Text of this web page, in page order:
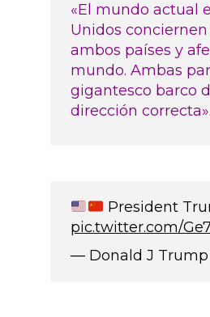
«El mundo actual
Unidos
ambos países y
mundo. Ambas
gigantesco barco
dirección correcta».
President
pic.twitter.com/
— Donald J Trump